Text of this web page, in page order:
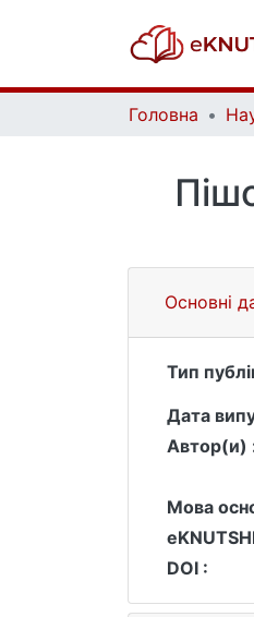
Головна
Основні
Тип
Дата
Автор(и)
Мова
DOI :